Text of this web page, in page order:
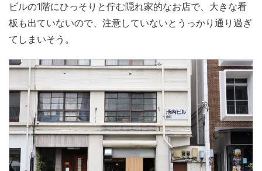
ビルの1階にひっそりと佇む隠れ家的なお店で、大きな看
板も出ていないので、注意していないとうっかり通り過ぎ
てしまいそう。